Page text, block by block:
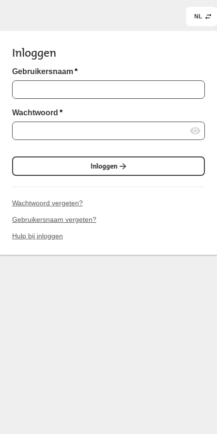
NL
Inloggen
Gebruikersnaam*
Wachtwoord *
Inloggen
Wachtwoord vergeten?
Gebruikersnaam vergeten?
Hulp bij inloggen